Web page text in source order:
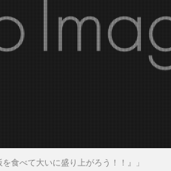
食べて大いに盛り上がろう！！』」